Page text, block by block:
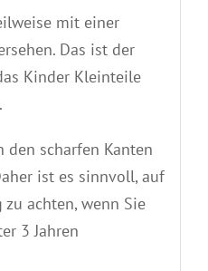
mit einer
Das ist der
Kinder Kleinteile
den scharfen Kanten
ist es sinnvoll, auf
zu achten, wenn Sie
3 Jahren